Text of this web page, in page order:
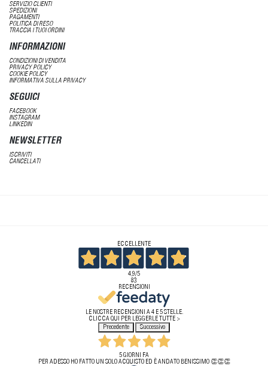
SERVIZIO CLIENTI
SPEDIZIONI
PAGAMENTI
POLITICA DI RESO
TRACCIA I TUOI ORDINI
INFORMAZIONI
CONDIZIONI DI VENDITA
PRIVACY POLICY
COOKIE POLICY
INFORMATIVA SULLA PRIVACY
SEGUICI
FACEBOOK
INSTAGRAM
LINKEDIN
NEWSLETTER
ISCRIVITI
CANCELLATI
ECCELLENTE
4,9/5
83
RECENSIONI
LE NOSTRE RECENSIONI A 4 E 5 STELLE.
CLICCA QUI PER LEGGERLE TUTTE >
Precedente
Successivo
5 GIORNI FA
PER ADESSO HO FATTO UN SOLO ACQUISTO ED È ANDATO BENISSIMO 👏👏👏